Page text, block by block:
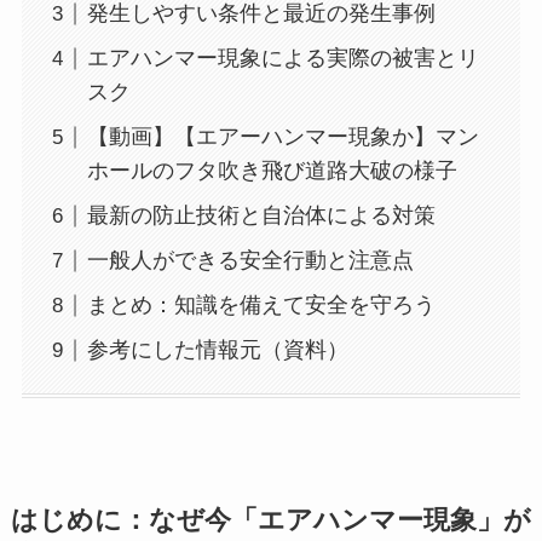
発生しやすい条件と最近の発生事例
エアハンマー現象による実際の被害とリ
スク
【動画】【エアーハンマー現象か】マン
ホールのフタ吹き飛び道路大破の様子
最新の防止技術と自治体による対策
一般人ができる安全行動と注意点
まとめ：知識を備えて安全を守ろう
参考にした情報元（資料）
はじめに：なぜ今「エアハンマー現象」が